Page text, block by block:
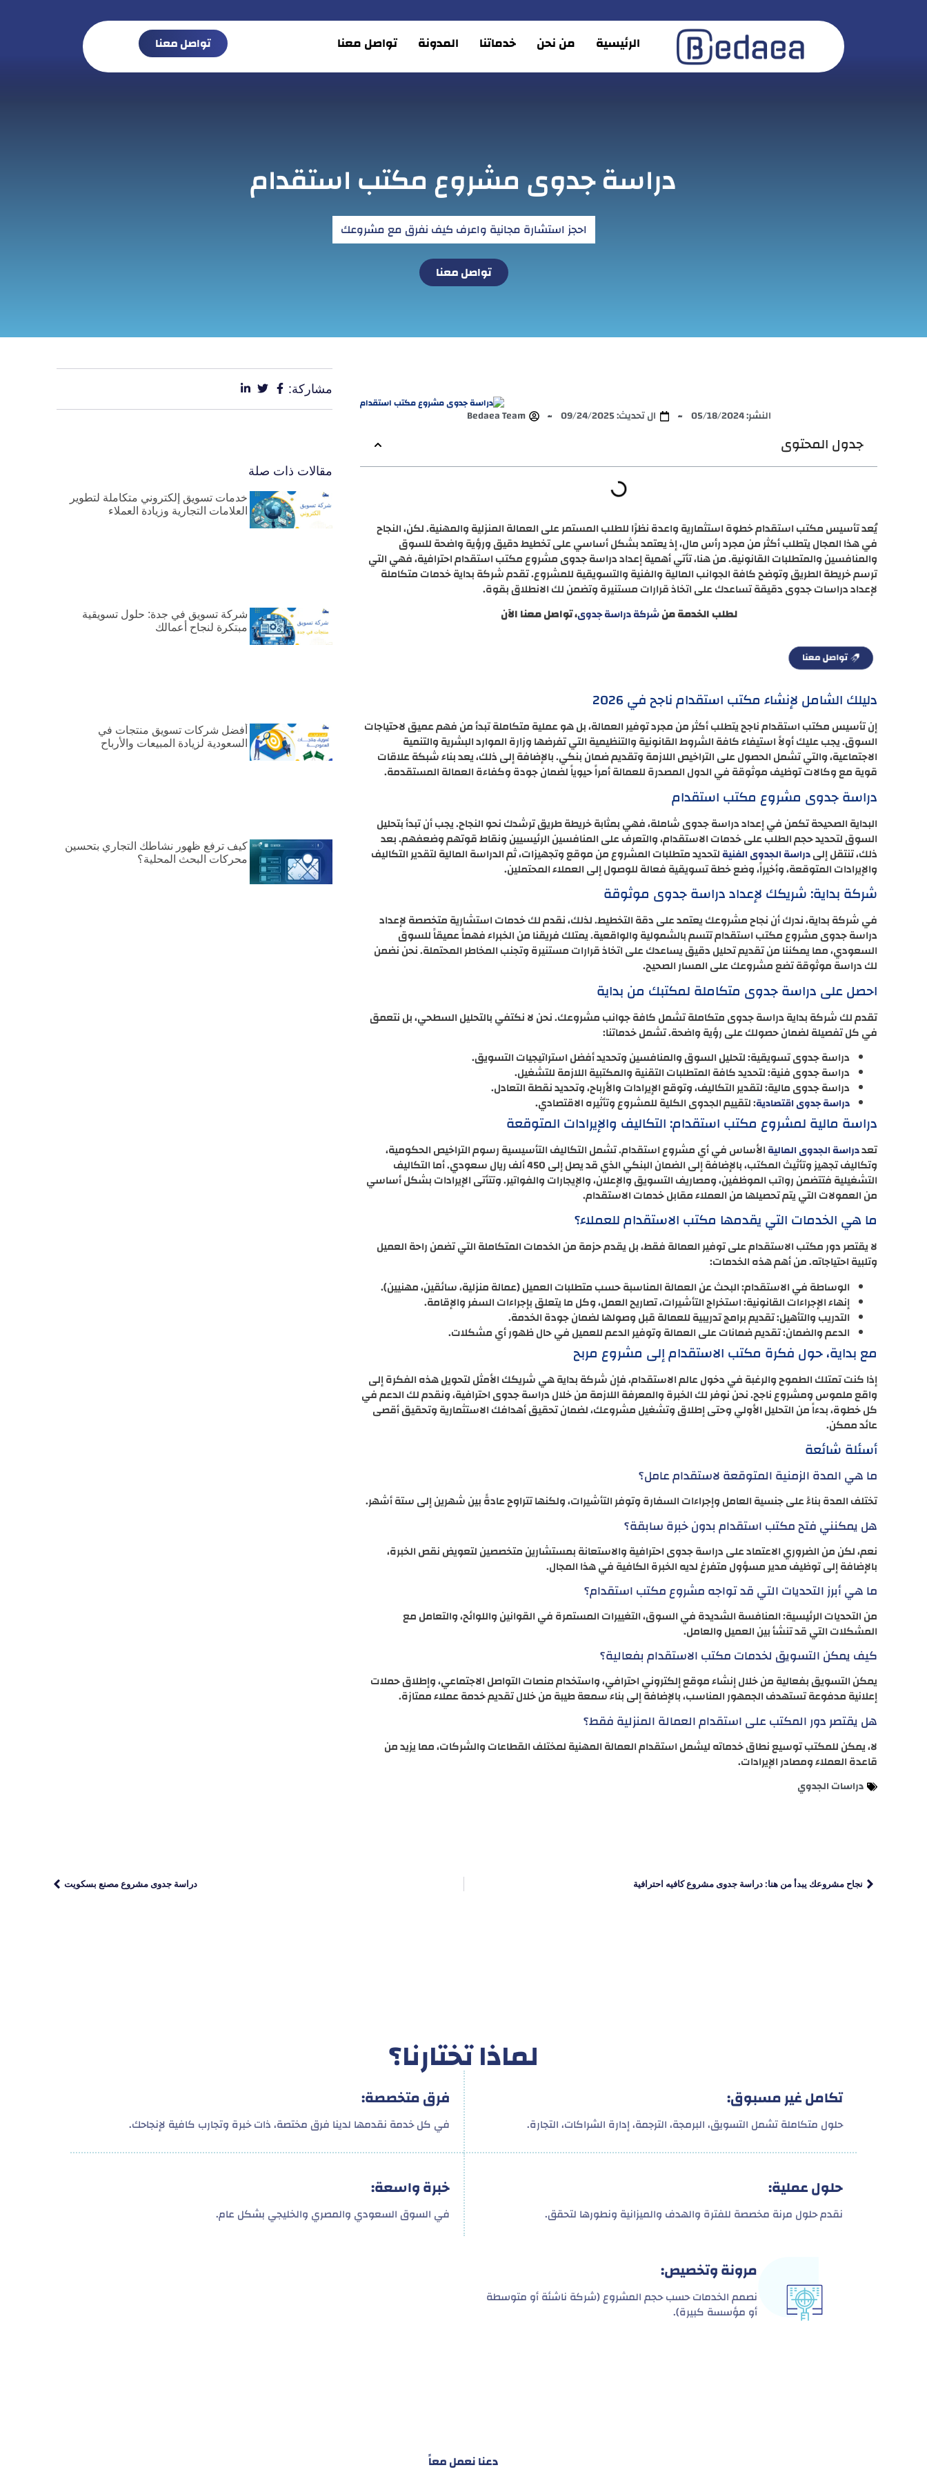
الرئيسية من نحن خدماتنا المدونة تواصل معنا تواصل معنا
دراسة جدوى مشروع مكتب استقدام
احجز استشارة مجانية واعرف كيف نفرق مع مشروعك
تواصل معنا
النشر:05/18/2024 ال تحديث: 09/24/2025 Bedaea Team
جدول المحتوى
يُعد تأسيس مكتب استقدام خطوة استثمارية واعدة نظرًا للطلب المستمر على العمالة المنزلية والمهنية. لكن، النجاح
في هذا المجال يتطلب أكثر من مجرد رأس مال، إذ يعتمد بشكل أساسي على تخطيط دقيق ورؤية واضحة للسوق
والمنافسين والمتطلبات القانونية. من هنا، تأتي أهمية إعداد دراسة جدوى مشروع مكتب استقدام احترافية، فهي التي
ترسم خريطة الطريق وتوضح كافة الجوانب المالية والفنية والتسويقية للمشروع. تقدم شركة بداية خدمات متكاملة
لإعداد دراسات جدوى دقيقة تساعدك على اتخاذ قرارات مستنيرة وتضمن لك الانطلاق بقوة.
لطلب الخدمة منشركة دراسة جدوى، تواصل معنا الآن
دليلك الشامل لإنشاء مكتب استقدام ناجح في 2026
إن تأسيس مكتب استقدام ناجح يتطلب أكثر من مجرد توفير العمالة، بل هو عملية متكاملة تبدأ من فهم عميق لاحتياجات
السوق. يجب عليك أولاً استيفاء كافة الشروط القانونية والتنظيمية التي تفرضها وزارة الموارد البشرية والتنمية
الاجتماعية، والتي تشمل الحصول على التراخيص اللازمة وتقديم ضمان بنكي. بالإضافة إلى ذلك، يعد بناء شبكة علاقات
قوية مع وكالات توظيف موثوقة في الدول المصدرة للعمالة أمراً حيوياً لضمان جودة وكفاءة العمالة المستقدمة.
دراسة جدوى مشروع مكتب استقدام
البداية الصحيحة تكمن في إعداد دراسة جدوى شاملة، فهي بمثابة خريطة طريق ترشدك نحو النجاح. يجب أن تبدأ بتحليل
السوق لتحديد حجم الطلب على خدمات الاستقدام، والتعرف على المنافسين الرئيسيين ونقاط قوتهم وضعفهم. بعد
ذلك، تنتقل إلىدراسة الجدوى الفنيةلتحديد متطلبات المشروع من موقع وتجهيزات، ثم الدراسة المالية لتقدير التكاليف
والإيرادات المتوقعة، وأخيراً، وضع خطة تسويقية فعالة للوصول إلى العملاء المحتملين.
شركة بداية: شريكك لإعداد دراسة جدوى موثوقة
في شركة بداية، ندرك أن نجاح مشروعك يعتمد على دقة التخطيط. لذلك، نقدم لك خدمات استشارية متخصصة لإعداد
دراسة جدوى مشروع مكتب استقدام تتسم بالشمولية والواقعية. يمتلك فريقنا من الخبراء فهماً عميقاً للسوق
السعودي، مما يمكننا من تقديم تحليل دقيق يساعدك على اتخاذ قرارات مستنيرة وتجنب المخاطر المحتملة. نحن نضمن
لك دراسة موثوقة تضع مشروعك على المسار الصحيح.
احصل على دراسة جدوى متكاملة لمكتبك من بداية
تقدم لك شركة بداية دراسة جدوى متكاملة تشمل كافة جوانب مشروعك. نحن لا نكتفي بالتحليل السطحي، بل نتعمق
في كل تفصيلة لضمان حصولك على رؤية واضحة. تشمل خدماتنا:
دراسة جدوى تسويقية: لتحليل السوق والمنافسين وتحديد أفضل استراتيجيات التسويق.
دراسة جدوى فنية: لتحديد كافة المتطلبات التقنية والمكتبية اللازمة للتشغيل.
دراسة جدوى مالية: لتقدير التكاليف، وتوقع الإيرادات والأرباح، وتحديد نقطة التعادل.
دراسة جدوى اقتصادية: لتقييم الجدوى الكلية للمشروع وتأثيره الاقتصادي.
دراسة مالية لمشروع مكتب استقدام: التكاليف والإيرادات المتوقعة
تعددراسة الجدوى الماليةالأساس في أي مشروع استقدام. تشمل التكاليف التأسيسية رسوم التراخيص الحكومية،
وتكاليف تجهيز وتأثيث المكتب، بالإضافة إلى الضمان البنكي الذي قد يصل إلى 450 ألف ريال سعودي. أما التكاليف
التشغيلية فتتضمن رواتب الموظفين، ومصاريف التسويق والإعلان، والإيجارات والفواتير. وتتأتى الإيرادات بشكل أساسي
من العمولات التي يتم تحصيلها من العملاء مقابل خدمات الاستقدام.
ما هي الخدمات التي يقدمها مكتب الاستقدام للعملاء؟
لا يقتصر دور مكتب الاستقدام على توفير العمالة فقط، بل يقدم حزمة من الخدمات المتكاملة التي تضمن راحة العميل
وتلبية احتياجاته. من أهم هذه الخدمات:
الوساطة في الاستقدام: البحث عن العمالة المناسبة حسب متطلبات العميل (عمالة منزلية، سائقين، مهنيين).
إنهاء الإجراءات القانونية: استخراج التأشيرات، تصاريح العمل، وكل ما يتعلق بإجراءات السفر والإقامة.
التدريب والتأهيل: تقديم برامج تدريبية للعمالة قبل وصولها لضمان جودة الخدمة.
الدعم والضمان: تقديم ضمانات على العمالة وتوفير الدعم للعميل في حال ظهور أي مشكلات.
مع بداية، حول فكرة مكتب الاستقدام إلى مشروع مربح
إذا كنت تمتلك الطموح والرغبة في دخول عالم الاستقدام، فإن شركة بداية هي شريكك الأمثل لتحويل هذه الفكرة إلى
واقع ملموس ومشروع ناجح. نحن نوفر لك الخبرة والمعرفة اللازمة من خلال دراسة جدوى احترافية، ونقدم لك الدعم في
كل خطوة، بدءاً من التحليل الأولي وحتى إطلاق وتشغيل مشروعك، لضمان تحقيق أهدافك الاستثمارية وتحقيق أقصى
عائد ممكن.
أسئلة شائعة
ما هي المدة الزمنية المتوقعة لاستقدام عامل؟
تختلف المدة بناءً على جنسية العامل وإجراءات السفارة وتوفر التأشيرات، ولكنها تتراوح عادةً بين شهرين إلى ستة أشهر.
هل يمكنني فتح مكتب استقدام بدون خبرة سابقة؟
نعم، لكن من الضروري الاعتماد على دراسة جدوى احترافية والاستعانة بمستشارين متخصصين لتعويض نقص الخبرة،
بالإضافة إلى توظيف مدير مسؤول متفرغ لديه الخبرة الكافية في هذا المجال.
ما هي أبرز التحديات التي قد تواجه مشروع مكتب استقدام؟
من التحديات الرئيسية: المنافسة الشديدة في السوق، التغييرات المستمرة في القوانين واللوائح، والتعامل مع
المشكلات التي قد تنشأ بين العميل والعامل.
كيف يمكن التسويق لخدمات مكتب الاستقدام بفعالية؟
يمكن التسويق بفعالية من خلال إنشاء موقع إلكتروني احترافي، واستخدام منصات التواصل الاجتماعي، وإطلاق حملات
إعلانية مدفوعة تستهدف الجمهور المناسب، بالإضافة إلى بناء سمعة طيبة من خلال تقديم خدمة عملاء ممتازة.
هل يقتصر دور المكتب على استقدام العمالة المنزلية فقط؟
لا، يمكن للمكتب توسيع نطاق خدماته ليشمل استقدام العمالة المهنية لمختلف القطاعات والشركات، مما يزيد من
قاعدة العملاء ومصادر الإيرادات.
دراسات الجدوي
مشاركة:
مقالات ذات صلة
خدمات تسويق إلكتروني متكاملة لتطوير
العلامات التجارية وزيادة العملاء
شركة تسويق في جدة: حلول تسويقية
مبتكرة لنجاح أعمالك
أفضل شركات تسويق منتجات في
السعودية لزيادة المبيعات والأرباح
كيف ترفع ظهور نشاطك التجاري بتحسين
محركات البحث المحلية؟
نجاح مشروعك يبدأ من هنا: دراسة جدوى مشروع كافيه احترافية دراسة جدوى مشروع مصنع بسكويت
لماذا تختارنا؟
تكامل غير مسبوق:
حلول متكاملة تشمل التسويق، البرمجة، الترجمة، إدارة الشراكات، التجارة.
فرق متخصصة:
في كل خدمة نقدمها لدينا فرق مختصة، ذات خبرة وتجارب كافية لإنجاحك.
حلول عملية:
نقدم حلول مرنة مخصصة للفترة والهدف والميزانية ونطورها لتحقق.
خبرة واسعة:
في السوق السعودي والمصري والخليجي بشكل عام.
مرونة وتخصيص:
نصمم الخدمات حسب حجم المشروع (شركة ناشئة أو متوسطة
أو مؤسسة كبيرة).
دعنا نعمل معاً